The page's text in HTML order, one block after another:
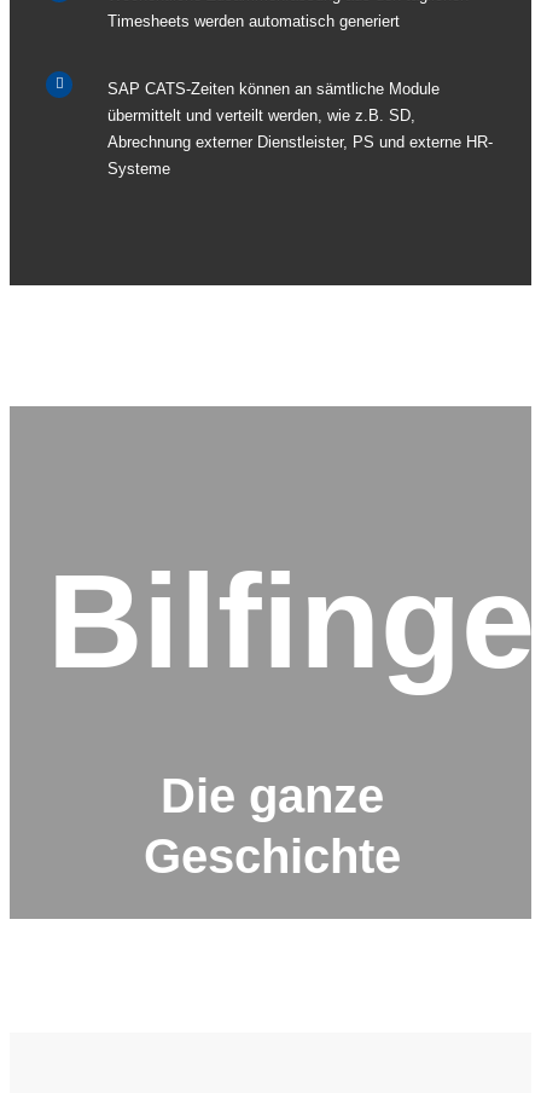
Timesheets werden automatisch generiert
SAP CATS-Zeiten können an sämtliche Module
übermittelt und verteilt werden, wie z.B. SD,
Abrechnung externer Dienstleister, PS und externe HR-
Systeme
Die ganze
Geschichte